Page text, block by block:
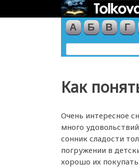
А Б В Г
Как
Очень интересное
много
сонник сладости
погружении в
хорошо их